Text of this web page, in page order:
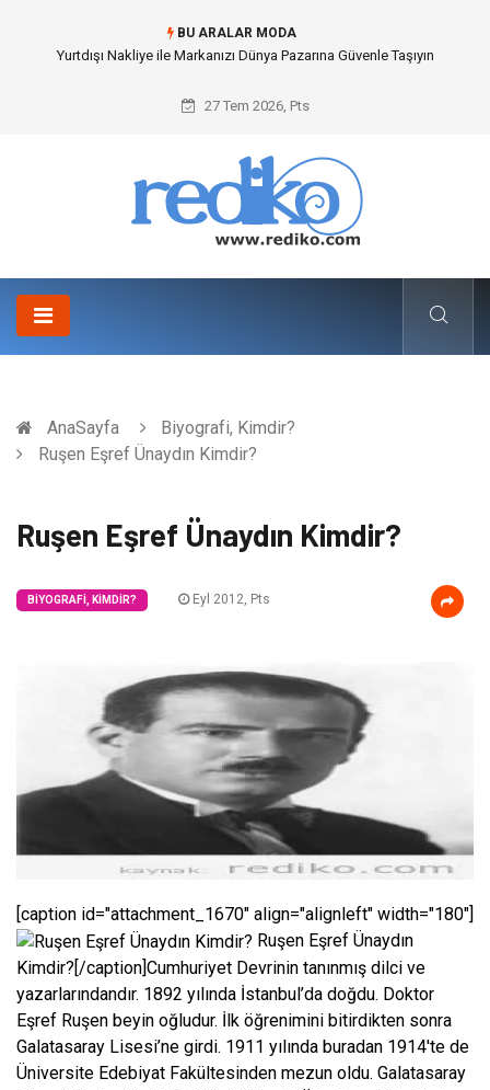
BU ARALAR MODA
İnternetsiz Bir Gün Nedir ve Neden Önemlidir?
27 Tem 2026, Pts
AnaSayfa
Biyografi, Kimdir?
Ruşen Eşref Ünaydın Kimdir?
Ruşen Eşref Ünaydın Kimdir?
BIYOGRAFI, KIMDIR? Eyl 2012, Pts
[caption id="attachment_1670" align="alignleft" width="180"]
Ruşen Eşref Ünaydın
Kimdir?[/caption]Cumhuriyet Devrinin tanınmış dilci ve
yazarlarındandır. 1892 yılında İstanbul’da doğdu. Doktor
Eşref Ruşen beyin oğludur. İlk öğrenimini bitirdikten sonra
Galatasaray Lisesi’ne girdi. 1911 yılında buradan 1914′te de
Üniversite Edebiyat Fakültesinden mezun oldu. Galatasaray